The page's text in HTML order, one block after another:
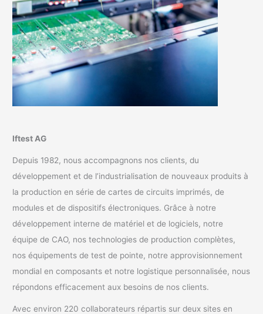
Iftest AG
Depuis 1982, nous accompagnons nos clients, du
développement et de l’industrialisation de nouveaux produits à
la production en série de cartes de circuits imprimés, de
modules et de dispositifs électroniques. Grâce à notre
développement interne de matériel et de logiciels, notre
équipe de CAO, nos technologies de production complètes,
nos équipements de test de pointe, notre approvisionnement
mondial en composants et notre logistique personnalisée, nous
répondons efficacement aux besoins de nos clients.
Avec environ 220 collaborateurs répartis sur deux sites en